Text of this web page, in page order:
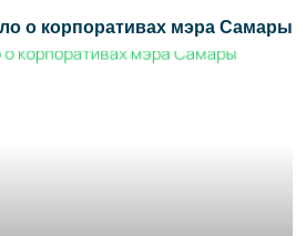
о корпоративах мэра Самары